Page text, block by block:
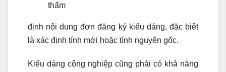
thẩm
định nội dung đơn đăng ký kiểu dáng, đặc biệt
là xác định tính mới hoặc tính nguyên gốc.
Kiểu dáng công nghiệp cũng phải có khả năng